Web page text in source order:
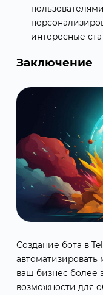
интересные
Заключение
Создание бота в
автоматизировать
ваш бизнес более
возможности для